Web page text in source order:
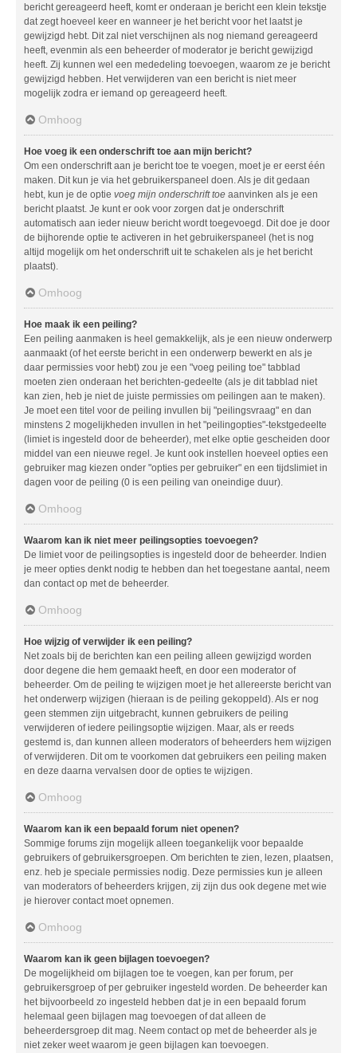
bericht gereageerd heeft, komt er onderaan je bericht een klein tekstje
dat zegt hoeveel keer en wanneer je het bericht voor het laatst je
gewijzigd hebt. Dit zal niet verschijnen als nog niemand gereageerd
heeft, evenmin als een beheerder of moderator je bericht gewijzigd
heeft. Zij kunnen wel een mededeling toevoegen, waarom ze je bericht
gewijzigd hebben. Het verwijderen van een bericht is niet meer
mogelijk zodra er iemand op gereageerd heeft.
Omhoog
Hoe voeg ik een onderschrift toe aan mijn bericht?
Om een onderschrift aan je bericht toe te voegen, moet je er eerst één
maken. Dit kun je via het gebruikerspaneel doen. Als je dit gedaan
hebt, kun je de optie voeg mijn onderschrift toe aanvinken als je een
bericht plaatst. Je kunt er ook voor zorgen dat je onderschrift
automatisch aan ieder nieuw bericht wordt toegevoegd. Dit doe je door
de bijhorende optie te activeren in het gebruikerspaneel (het is nog
altijd mogelijk om het onderschrift uit te schakelen als je het bericht
plaatst).
Omhoog
Hoe maak ik een peiling?
Een peiling aanmaken is heel gemakkelijk, als je een nieuw onderwerp
aanmaakt (of het eerste bericht in een onderwerp bewerkt en als je
daar permissies voor hebt) zou je een "voeg peiling toe" tabblad
moeten zien onderaan het berichten-gedeelte (als je dit tabblad niet
kan zien, heb je niet de juiste permissies om peilingen aan te maken).
Je moet een titel voor de peiling invullen bij "peilingsvraag" en dan
minstens 2 mogelijkheden invullen in het "peilingopties"-tekstgedeelte
(limiet is ingesteld door de beheerder), met elke optie gescheiden door
middel van een nieuwe regel. Je kunt ook instellen hoeveel opties een
gebruiker mag kiezen onder "opties per gebruiker" en een tijdslimiet in
dagen voor de peiling (0 is een peiling van oneindige duur).
Omhoog
Waarom kan ik niet meer peilingsopties toevoegen?
De limiet voor de peilingsopties is ingesteld door de beheerder. Indien
je meer opties denkt nodig te hebben dan het toegestane aantal, neem
dan contact op met de beheerder.
Omhoog
Hoe wijzig of verwijder ik een peiling?
Net zoals bij de berichten kan een peiling alleen gewijzigd worden
door degene die hem gemaakt heeft, en door een moderator of
beheerder. Om de peiling te wijzigen moet je het allereerste bericht van
het onderwerp wijzigen (hieraan is de peiling gekoppeld). Als er nog
geen stemmen zijn uitgebracht, kunnen gebruikers de peiling
verwijderen of iedere peilingsoptie wijzigen. Maar, als er reeds
gestemd is, dan kunnen alleen moderators of beheerders hem wijzigen
of verwijderen. Dit om te voorkomen dat gebruikers een peiling maken
en deze daarna vervalsen door de opties te wijzigen.
Omhoog
Waarom kan ik een bepaald forum niet openen?
Sommige forums zijn mogelijk alleen toegankelijk voor bepaalde
gebruikers of gebruikersgroepen. Om berichten te zien, lezen, plaatsen,
enz. heb je speciale permissies nodig. Deze permissies kun je alleen
van moderators of beheerders krijgen, zij zijn dus ook degene met wie
je hierover contact moet opnemen.
Omhoog
Waarom kan ik geen bijlagen toevoegen?
De mogelijkheid om bijlagen toe te voegen, kan per forum, per
gebruikersgroep of per gebruiker ingesteld worden. De beheerder kan
het bijvoorbeeld zo ingesteld hebben dat je in een bepaald forum
helemaal geen bijlagen mag toevoegen of dat alleen de
beheerdersgroep dit mag. Neem contact op met de beheerder als je
niet zeker weet waarom je geen bijlagen kan toevoegen.